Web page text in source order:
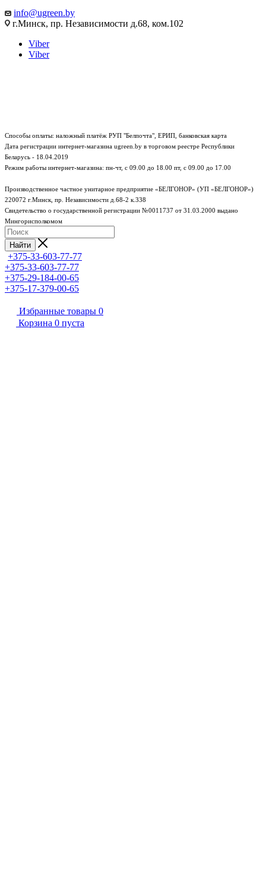
info@ugreen.by
г.Минск, пр. Независимости д.68, ком.102
Viber
Viber
Способы оплаты: наложный платёж РУП "Белпочта", ЕРИП, банковская карта
Дата регистрации интернет-магазина ugreen.by в торговом реестре Республики
Беларусь - 18.04.2019
Режим работы интернет-магазина: пн-чт, с 09.00 до 18.00 пт, с 09.00 до 17.00
Производственное частное унитарное предприятие «БЕЛГОНОР» (УП «БЕЛГОНОР»)
220072 г.Минск, пр. Независимости д.68-2 к.338
Свидетельство о государственной регистрации №0011737 от 31.03.2000 выдано
Мингорисполкомом
Найти
+375-33-603-77-77
+375-33-603-77-77
+375-29-184-00-65
+375-17-379-00-65
Избранные товары 0
Корзина 0 пуста